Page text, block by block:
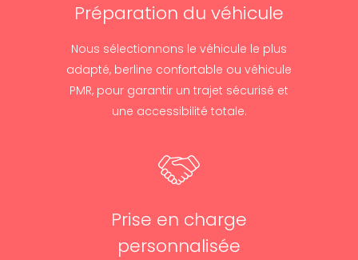
Préparation du véhicule
Nous sélectionnons le véhicule le plus
adapté, berline confortable ou véhicule
PMR, pour garantir un trajet sécurisé et
une accessibilité totale.
Prise en charge
personnalisée